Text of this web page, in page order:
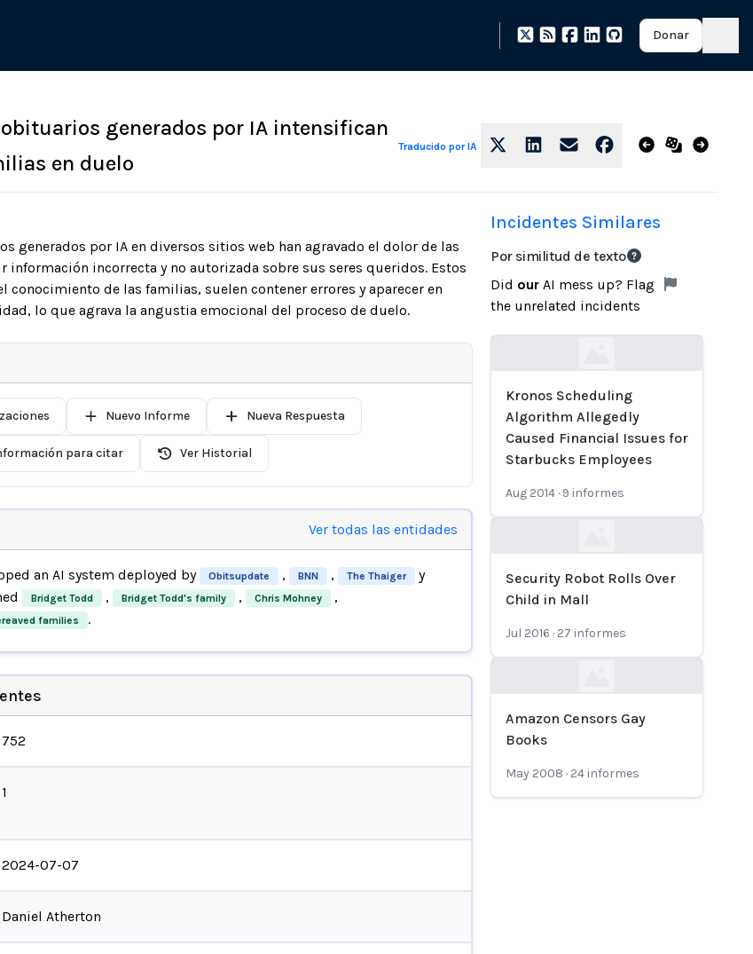
Donar
generados por IA intensifican
en duelo
Traducido por IA
generados por IA en diversos sitios web han agravado el dolor de las
incorrecta y no autorizada sobre sus seres queridos. Estos
conocimiento de las familias, suelen contener errores y aparecer en
lo que agrava la angustia emocional del proceso de duelo.
Nuevo Informe Nueva Respuesta
para citar Ver Historial
Ver todas las entidades
an AI system deployed by Obitsupdate , BNN , The Thaiger y
Bridget Todd , Bridget Todd's family , Chris Mohney ,
families .
752
1
2024-07-07
Daniel Atherton
Incidentes Similares
Por similitud de texto
Did our AI mess up? Flag
the unrelated incidents
Kronos Scheduling
Algorithm Allegedly
Caused Financial Issues for
Starbucks Employees
Aug 2014 · 9 informes
Security Robot Rolls Over
Child in Mall
Jul 2016 · 27 informes
Amazon Censors Gay
Books
May 2008 · 24 informes